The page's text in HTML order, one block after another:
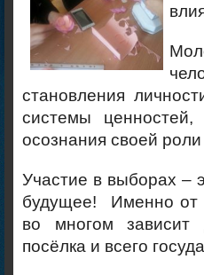
становления
системы
осознания своей
Участие в выборах –
будущее! Именно от
во многом зависит
посёлка и всего